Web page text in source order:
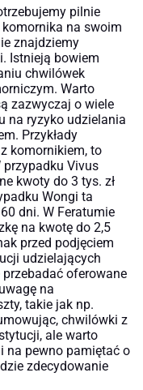
pilnie
na swoim
znajdziemy
Istnieją bowiem
chwilówek
Warto
zazwyczaj o wiele
na ryzyko udzielania
Przykłady
komornikiem, to
przypadku Vivus
kwoty do 3 tys. zł
Wongi ta
dni. W Feratumie
na kwotę do 2,5
przed podjęciem
udzielających
oferowane
na
takie jak np.
chwilówki z
ale warto
na pewno pamiętać o
zdecydowanie